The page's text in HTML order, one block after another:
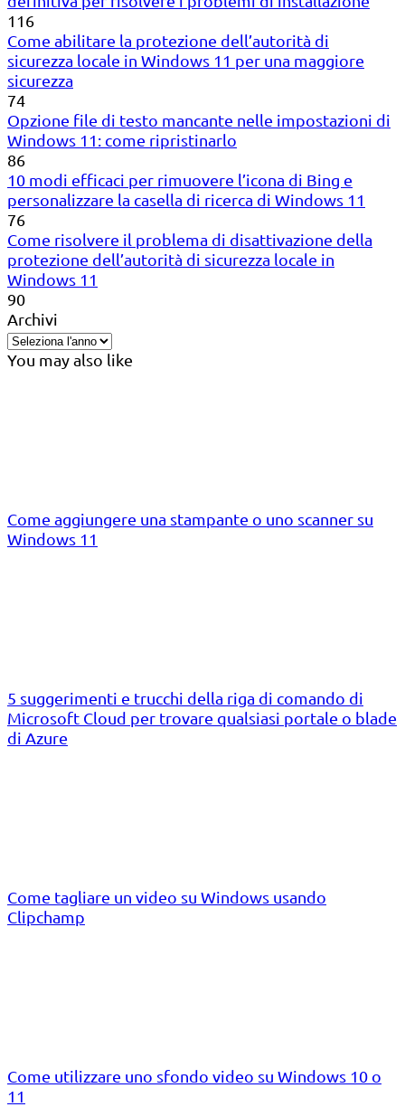
116
Come abilitare la protezione dell’autorità di
sicurezza locale in Windows 11 per una maggiore
sicurezza
74
Opzione file di testo mancante nelle impostazioni di
Windows 11: come ripristinarlo
86
10 modi efficaci per rimuovere l’icona di Bing e
personalizzare la casella di ricerca di Windows 11
76
Come risolvere il problema di disattivazione della
protezione dell’autorità di sicurezza locale in
Windows 11
90
Archivi
You may also like
Come aggiungere una stampante o uno scanner su
Windows 11
5 suggerimenti e trucchi della riga di comando di
Microsoft Cloud per trovare qualsiasi portale o blade
di Azure
Come tagliare un video su Windows usando
Clipchamp
Come utilizzare uno sfondo video su Windows 10 o
11